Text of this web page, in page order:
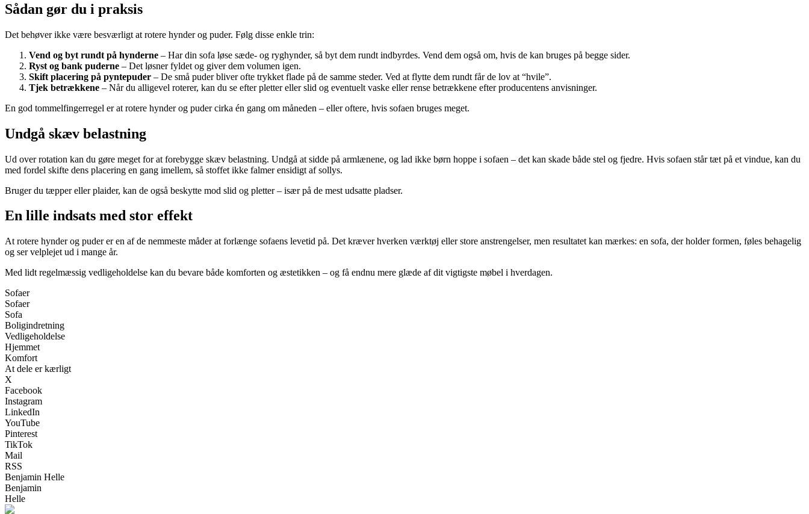
Sådan gør du i praksis
Det behøver ikke være besværligt at rotere hynder og puder. Følg disse enkle trin:
Vend og byt rundt på hynderne – Har din sofa løse sæde- og ryghynder, så byt dem rundt indbyrdes. Vend dem også om, hvis de kan bruges på begge sider.
Ryst og bank puderne – Det løsner fyldet og giver dem volumen igen.
Skift placering på pyntepuder – De små puder bliver ofte trykket flade på de samme steder. Ved at flytte dem rundt får de lov at “hvile”.
Tjek betrækkene – Når du alligevel roterer, kan du se efter pletter eller slid og eventuelt vaske eller rense betrækkene efter producentens anvisninger.
En god tommelfingerregel er at rotere hynder og puder cirka én gang om måneden – eller oftere, hvis sofaen bruges meget.
Undgå skæv belastning
Ud over rotation kan du gøre meget for at forebygge skæv belastning. Undgå at sidde på armlænene, og lad ikke børn hoppe i sofaen – det kan skade både stel og fjedre. Hvis sofaen står tæt på et vindue, kan du
med fordel skifte dens placering en gang imellem, så stoffet ikke falmer ensidigt af sollys.
Bruger du tæpper eller plaider, kan de også beskytte mod slid og pletter – især på de mest udsatte pladser.
En lille indsats med stor effekt
At rotere hynder og puder er en af de nemmeste måder at forlænge sofaens levetid på. Det kræver hverken værktøj eller store anstrengelser, men resultatet kan mærkes: en sofa, der holder formen, føles behagelig
og ser velplejet ud i mange år.
Med lidt regelmæssig vedligeholdelse kan du bevare både komforten og æstetikken – og få endnu mere glæde af dit vigtigste møbel i hverdagen.
Sofaer
Sofaer
Sofa
Boligindretning
Vedligeholdelse
Hjemmet
Komfort
At dele er kærligt
X
Facebook
Instagram
LinkedIn
YouTube
Pinterest
TikTok
Mail
RSS
Benjamin Helle
Benjamin
Helle